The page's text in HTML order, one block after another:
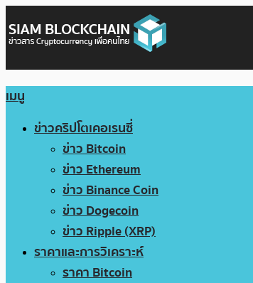
เมนู
ข่าวคริปโตเคอเรนซี่
ข่าว Bitcoin
ข่าว Ethereum
ข่าว Binance Coin
ข่าว Dogecoin
ข่าว Ripple (XRP)
ราคาและการวิเคราะห์
ราคา Bitcoin